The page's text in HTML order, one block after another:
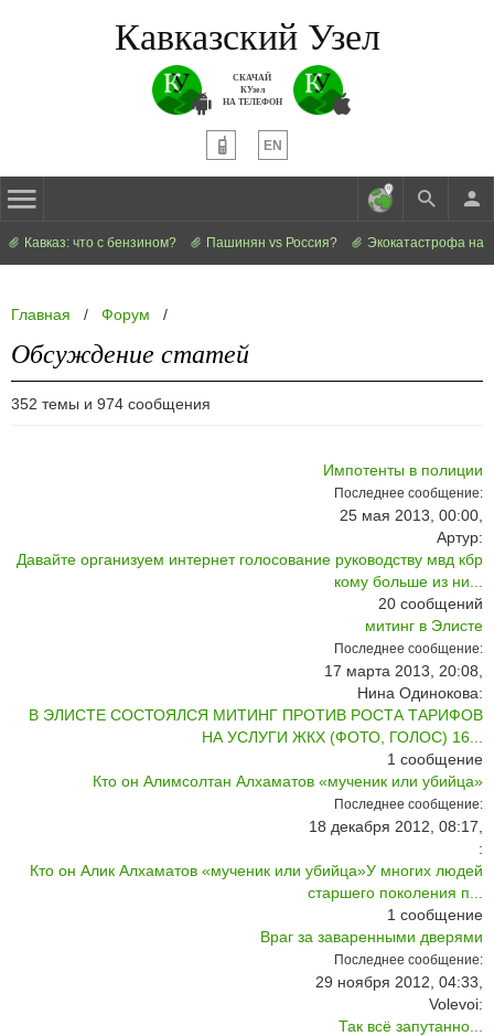
Кавказский Узел
СКАЧАЙ
КУзел
НА ТЕЛЕФОН
EN
Кавказ: что с бензином? Пашинян vs Россия? Экокатастрофа на
Главная / Форум /
Обсуждение статей
352 темы и 974 сообщения
Импотенты в полиции
Последнее сообщение:
25 мая 2013, 00:00,
Артур:
Давайте организуем интернет голосование руководству мвд кбр
кому больше из ни...
20 сообщений
митинг в Элисте
Последнее сообщение:
17 марта 2013, 20:08,
Нина Одинокова:
В ЭЛИСТЕ СОСТОЯЛСЯ МИТИНГ ПРОТИВ РОСТА ТАРИФОВ
НА УСЛУГИ ЖКХ (ФОТО, ГОЛОС) 16...
1 сообщение
Кто он Алимсолтан Алхаматов «мученик или убийца»
Последнее сообщение:
18 декабря 2012, 08:17,
:
Кто он Алик Алхаматов «мученик или убийца»У многих людей
старшего поколения п...
1 сообщение
Враг за заваренными дверями
Последнее сообщение:
29 ноября 2012, 04:33,
Volevoi:
Так всё запутанно...